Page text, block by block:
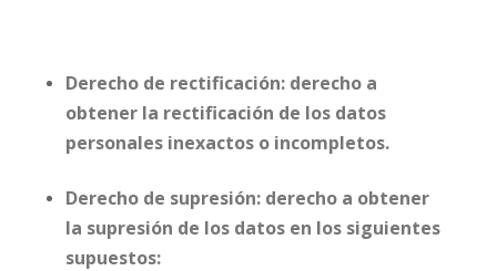
Derecho de rectificación: derecho a
obtener la rectificación de los datos
personales inexactos o incompletos.
Derecho de supresión: derecho a obtener
la supresión de los datos en los siguientes
supuestos: